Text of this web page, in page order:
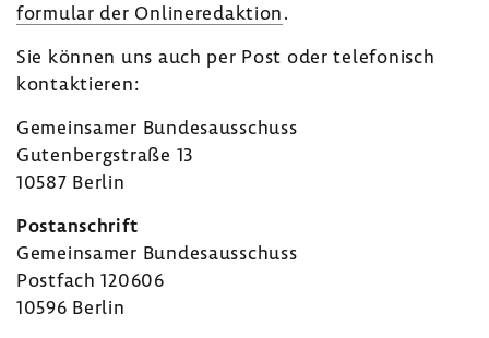
for­mular der Online­re­dak­tion.
Sie können uns auch per Post oder tele­fo­nisch
kontak­tieren:
Gemein­samer Bundes­aus­schuss
Guten­berg­straße 13
10587 Berlin
Post­an­schrift
Gemein­samer Bundes­aus­schuss
Post­fach 120606
10596 Berlin